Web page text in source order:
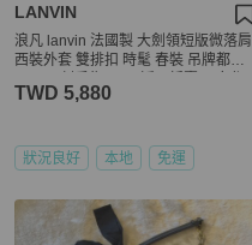
LANVIN
浪凡 lanvin 法國製 大劍領短版微落肩
西裝外套 雙排扣 時髦 春裝 吊牌都在
可以穿 ❤️吊牌都在 肩寬落肩約47cm
TWD 5,880
狀況良好 本地 免運